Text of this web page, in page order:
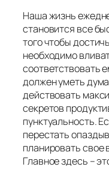
Наша жизнь
становится все
того чтобы
необходимо
соответствовать
должен уметь
действовать
секретов
пунктуальность.
перестать
планировать свое
Главное здесь –